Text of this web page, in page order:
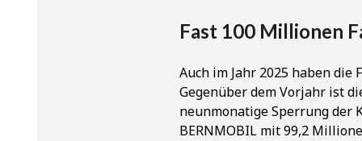
Fast 100 Millionen
Auch im Jahr 2025 haben die
Gegenüber dem Vorjahr ist
neunmonatige Sperrung der
BERNMOBIL mit 99,2